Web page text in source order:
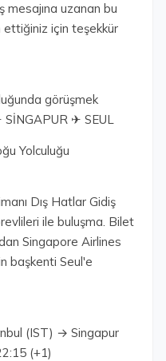
mesajına uzanan bu
ettiğiniz için teşekkür
görüşmek
✈ SEUL
Yolculuğu
Dış Hatlar Gidiş
ile buluşma. Bilet
Singapore Airlines
başkenti Seul'e
(IST) → Singapur
(+1)